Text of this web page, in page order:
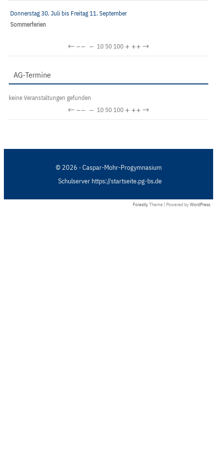
Donnerstag 30. Juli bis Freitag 11. September
Sommerferien
←−− − 10 50100 + ++→
AG-Termine
keine Veranstaltungen gefunden
←−− − 10 50100 + ++→
© 2026 · Caspar-Mohr-Progymnasium
Schulserver https://startseite.pg-bs.de
Forestly Theme | Powered by WordPress